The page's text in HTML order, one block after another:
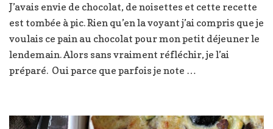
au
chocolat
et
noisettes
J’avais envie de chocolat, de noisettes et cette recette
est tombée à pic. Rien qu’en la voyant j’ai compris que je
voulais ce pain au chocolat pour mon petit déjeuner le
lendemain. Alors sans vraiment réfléchir, je l’ai
préparé. Oui parce que parfois je note …